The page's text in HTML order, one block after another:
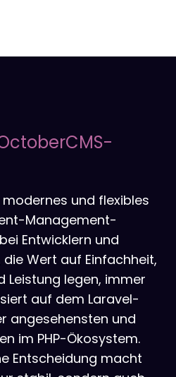
Visitenkarten
Anzeigen
Online Shop für Sie
modernes und flexibles
Management-
Entwicklern und
Wert auf Einfachheit,
Leistung legen, immer
auf dem Laravel-
angesehensten und
im PHP-Ökosystem.
Entscheidung macht